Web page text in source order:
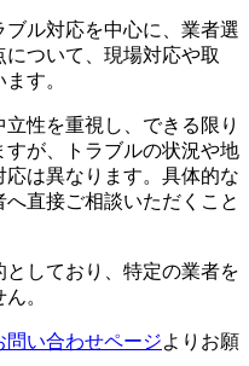
ル対応を中心に、業者選
ついて、現場対応や取
す。
性を重視し、できる限り
が、トラブルの状況や地
は異なります。具体的な
直接ご相談いただくこと
しており、特定の業者を
。
問い合わせページよりお願